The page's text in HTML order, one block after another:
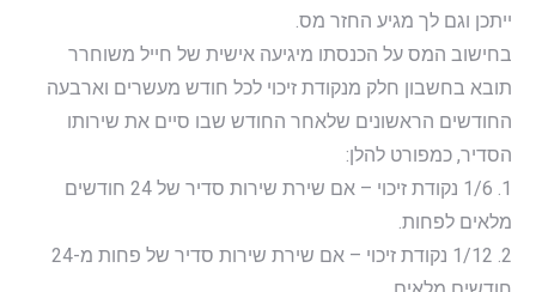
ייתכן וגם לך מגיע החזר מס.
בחישוב המס על הכנסתו מיגיעה אישית של חייל משוחרר
תובא בחשבון חלק מנקודת זיכוי לכל חודש מעשרים וארבעה
החודשים הראשונים שלאחר החודש שבו סיים את שירותו
הסדיר, כמפורט להלן:
1. 1/6 נקודת זיכוי – אם שירת שירות סדיר של 24 חודשים
מלאים לפחות.
2. 1/12 נקודת זיכוי – אם שירת שירות סדיר של פחות מ-24